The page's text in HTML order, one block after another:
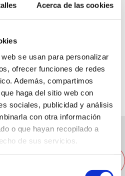
Acerca de las cookies
se usan para personalizar
ofrecer funciones de redes
Además, compartimos
haga del sitio web con
sociales, publicidad y análisis
con otra información
o que hayan recopilado a
de sus servicios.
properes